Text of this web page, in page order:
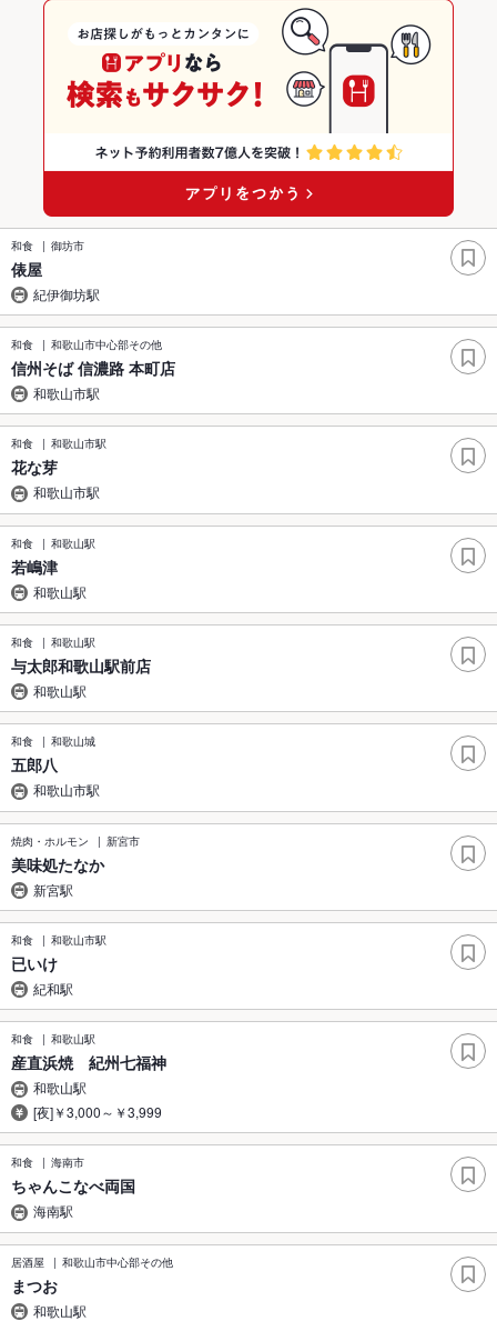
和食 御坊市
俵屋
紀伊御坊駅
和食 和歌山市中心部その他
信州そば 信濃路 本町店
和歌山市駅
和食 和歌山市駅
花な芽
和歌山市駅
和食 和歌山駅
若嶋津
和歌山駅
和食 和歌山駅
与太郎和歌山駅前店
和歌山駅
和食 和歌山城
五郎八
和歌山市駅
焼肉・ホルモン 新宮市
美味処たなか
新宮駅
和食 和歌山市駅
已いけ
紀和駅
和食 和歌山駅
産直浜焼 紀州七福神
和歌山駅
[夜]￥3,000～￥3,999
和食 海南市
ちゃんこなべ両国
海南駅
居酒屋 和歌山市中心部その他
まつお
和歌山駅